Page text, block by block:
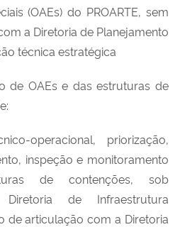
(OAEs) do PROARTE, sem
a Diretoria de Planejamento
técnica estratégica
de OAEs e das estruturas de
operacional, priorização,
inspeção e monitoramento
de contenções, sob
Diretoria de Infraestrutura
de articulação com a Diretoria